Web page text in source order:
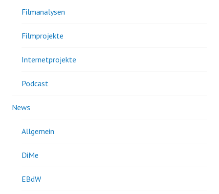
Filmanalysen
Filmprojekte
Internetprojekte
Podcast
News
Allgemein
DiMe
EBdW